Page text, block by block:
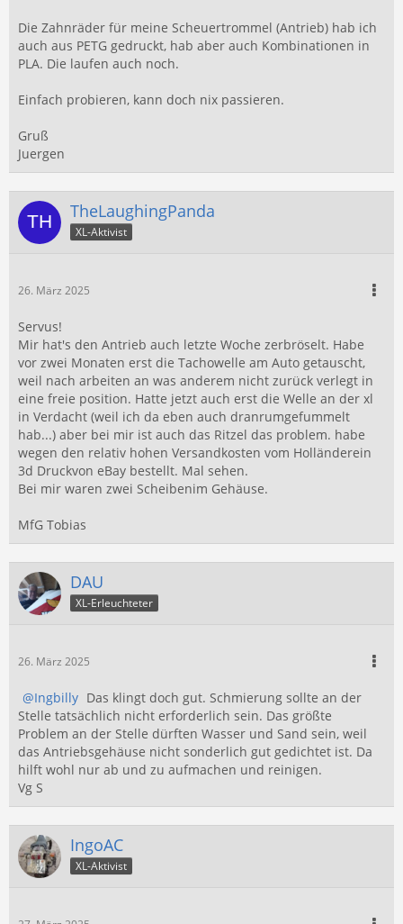
Die Zahnräder für meine Scheuertrommel (Antrieb) hab ich
auch aus PETG gedruckt, hab aber auch Kombinationen in
PLA. Die laufen auch noch.
Einfach probieren, kann doch nix passieren.
Gruß
Juergen
TheLaughingPanda
XL-Aktivist
26. März 2025
Servus!
Mir hat's den Antrieb auch letzte Woche zerbröselt. Habe
vor zwei Monaten erst die Tachowelle am Auto getauscht,
weil nach arbeiten an was anderem nicht zurück verlegt in
eine freie position. Hatte jetzt auch erst die Welle an der xl
in Verdacht (weil ich da eben auch dranrumgefummelt
hab...) aber bei mir ist auch das Ritzel das problem. habe
wegen den relativ hohen Versandkosten vom Holländerein
3d Druckvon eBay bestellt. Mal sehen.
Bei mir waren zwei Scheibenim Gehäuse.
MfG Tobias
DAU
XL-Erleuchteter
26. März 2025
Ingbilly Das klingt doch gut. Schmierung sollte an der
Stelle tatsächlich nicht erforderlich sein. Das größte
Problem an der Stelle dürften Wasser und Sand sein, weil
das Antriebsgehäuse nicht sonderlich gut gedichtet ist. Da
hilft wohl nur ab und zu aufmachen und reinigen.
Vg S
IngoAC
XL-Aktivist